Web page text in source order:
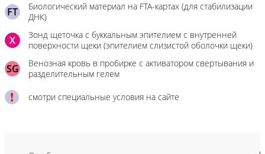
FT
Биологический материал на FTA-картах (для стабилизации
ДНК)
X
Зонд щеточка с буккальным эпителием с внутренней
поверхности щеки (эпителием слизистой оболочки щеки)
SG
Венозная кровь в пробирке с активатором свертывания и
разделительным гелем
смотри специальные условия на сайте